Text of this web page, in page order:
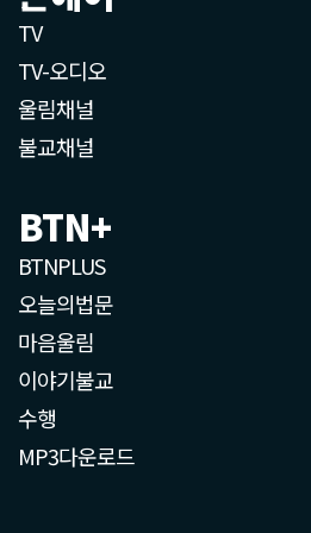
TV
TV-오디오
울림채널
불교채널
BTN+
BTNPLUS
오늘의법문
마음울림
이야기불교
수행
MP3다운로드